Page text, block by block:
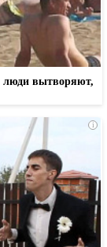
вытворяют,
i